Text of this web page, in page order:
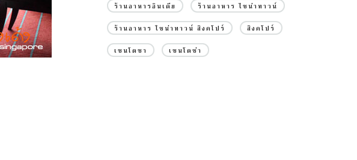
ร้านอาหารอินเดีย ร้านอาหาร ไชน่าทาวน์
ร้านอาหาร ไชน่าทาวน์ สิงคโปร์ สิงคโปร์
เซนโตซา เซนโตซ่า